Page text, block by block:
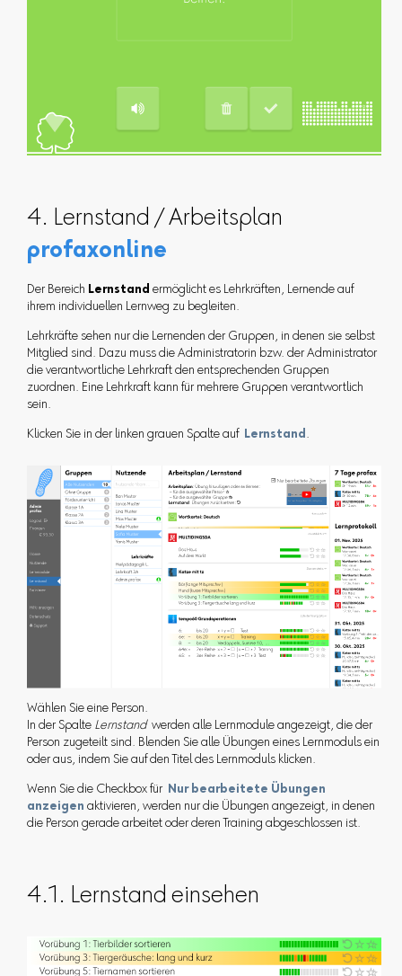
4. Lernstand / Arbeitsplan
profaxonline
Der Bereich Lernstand ermöglicht es Lehrkräften, Lernende auf
ihrem individuellen Lernweg zu begleiten.
Lehrkräfte sehen nur die Lernenden der Gruppen, in denen sie selbst
Mitglied sind. Dazu muss die Administratorin bzw. der Administrator
die verantwortliche Lehrkraft den entsprechenden Gruppen
zuordnen. Eine Lehrkraft kann für mehrere Gruppen verantwortlich
sein.
Klicken Sie in der linken grauen Spalte auf Lernstand.
Wählen Sie eine Person.
In der Spalte Lernstand werden alle Lernmodule angezeigt, die der
Person zugeteilt sind. Blenden Sie alle Übungen eines Lernmoduls ein
oder aus, indem Sie auf den Titel des Lernmoduls klicken.
Wenn Sie die Checkbox für
Nur bearbeitete Übungen
anzeigen aktivieren, werden nur die Übungen angezeigt, in denen
die Person gerade arbeitet oder deren Training abgeschlossen ist.
4.1. Lernstand einsehen